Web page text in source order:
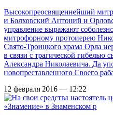
Высокопреосвященнейший
и Болховский Антоний и
управление выражают
митрофорному протоиерею
Свято-Троицкого храма Орла
в связи с трагической гибелью
Александра Николаевича. Да
новопреставленного Своего
12 февраля 2016 — 12:22